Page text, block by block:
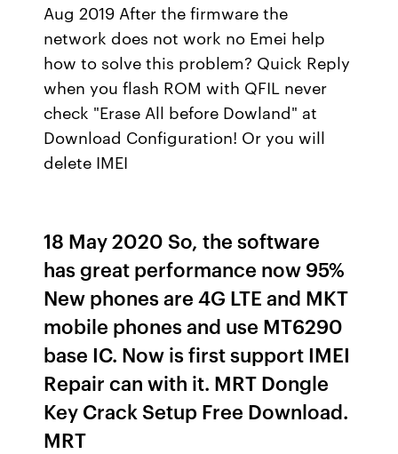
Aug 2019 After the firmware the
network does not work no Emei help
how to solve this problem? Quick Reply
when you flash ROM with QFIL never
check "Erase All before Dowland" at
Download Configuration! Or you will
delete IMEI
18 May 2020 So, the software
has great performance now 95%
New phones are 4G LTE and MKT
mobile phones and use MT6290
base IC. Now is first support IMEI
Repair can with it. MRT Dongle
Key Crack Setup Free Download.
MRT